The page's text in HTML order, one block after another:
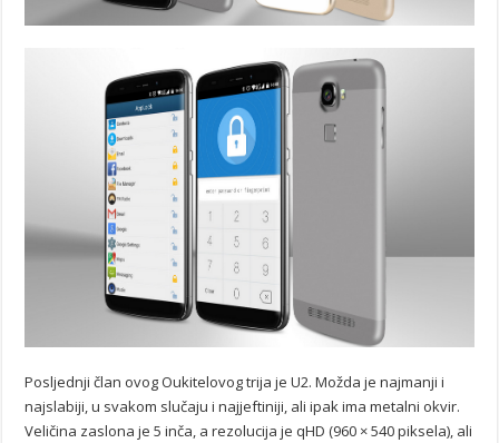
Posljednji član ovog Oukitelovog trija je U2. Možda je najmanji i
najslabiji, u svakom slučaju i najjeftiniji, ali ipak ima metalni okvir.
Veličina zaslona je 5 inča, a rezolucija je qHD (960 × 540 piksela), ali